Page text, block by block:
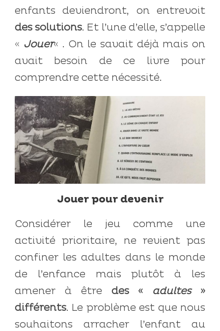
enfants deviendront, on entrevoit
des solutions. Et l’une d’elle, s’appelle
« Jouer« . On le savait déjà mais on
avait besoin de ce livre pour
comprendre cette nécessité.
Jouer pour devenir
Considérer le jeu comme une
activité prioritaire, ne revient pas
confiner les adultes dans le monde
de l’enfance mais plutôt à les
amener à être des « adultes»
différents. Le problème est que nous
souhaitons arracher l’enfant au